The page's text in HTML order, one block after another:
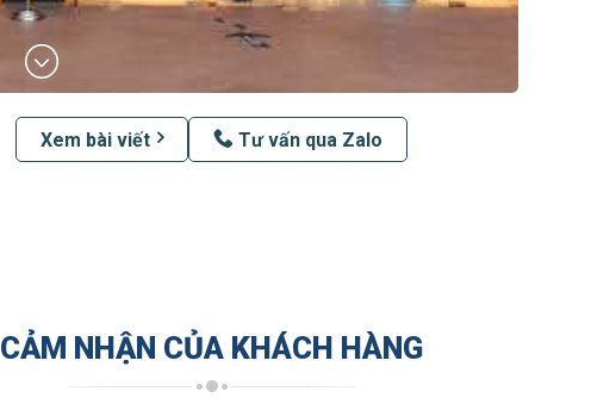
Xem bài viết Tư vấn qua Zalo
CẢM NHẬN CỦA KHÁCH HÀNG